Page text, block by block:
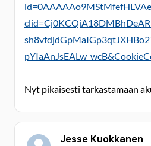
Nyt pikaisesti tarkastamaan
Jesse Kuokkanen